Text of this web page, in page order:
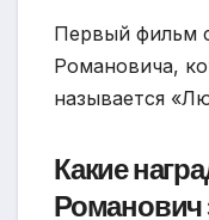
Первый фильм
Романовича,
называется
Какие
Романович